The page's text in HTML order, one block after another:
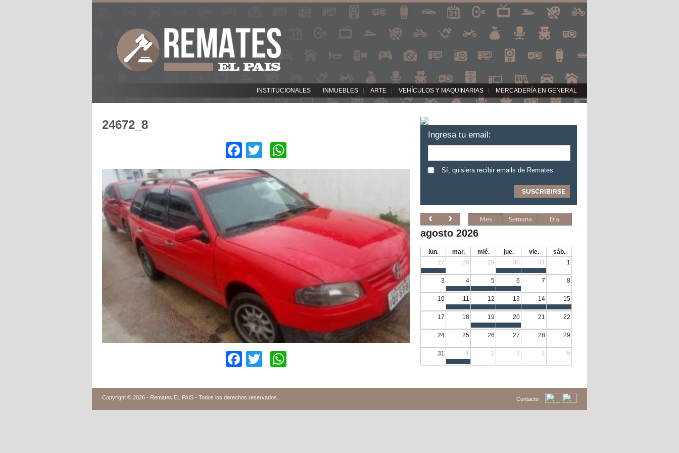
INSTITUCIONALES INMUEBLES ARTE VEHÍCULOS Y MAQUINARIAS MERCADERÍA EN GENERAL
24672_8
Facebook
Twitter
Facebook
Twitter
Ingresa tu email:
Sí, quisiera recibir emails de Remates.
Mes Semana Día
agosto 2026
lun. mar. mié. jue. vie.
sáb.
27
28 29 30 31 1
3 4 5 6 7 8
10 11 12 13 14 15
17 18 19 20 21 22
24 25 26 27 28 29
31 1 2 3 4 5
Contacto
Copyright © 2026 - Remates EL PAIS - Todos los derechos reservados.